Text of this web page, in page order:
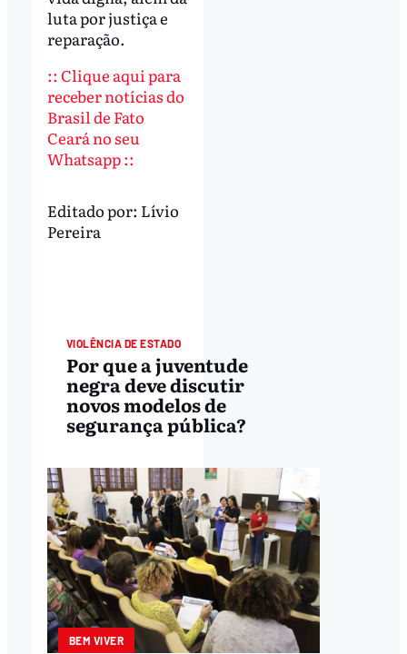
luta por justiça e
reparação.
:: Clique aqui para
receber notícias do
Brasil de Fato
Ceará no seu
Whatsapp ::
Editado por: Lívio
Pereira
VIOLÊNCIA DE ESTADO
Por que a juventude
negra deve discutir
novos modelos de
segurança pública?
BEM VIVER